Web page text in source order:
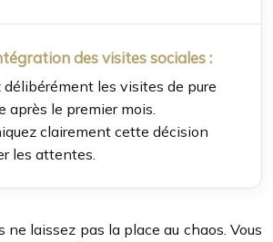
des visites sociales :
délibérément les visites de pure
après le premier mois.
clairement cette décision
les attentes.
ne laissez pas la place au chaos. Vous